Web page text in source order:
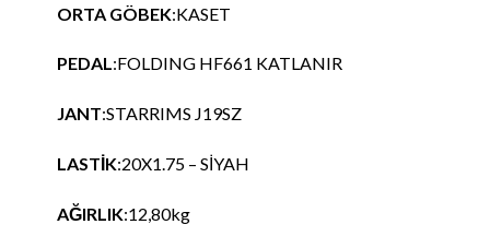
ORTA GÖBEK:KASET
PEDAL:FOLDING HF661 KATLANIR
JANT:STARRIMS J19SZ
LASTİK:20X1.75 – SİYAH
AĞIRLIK:12,80kg